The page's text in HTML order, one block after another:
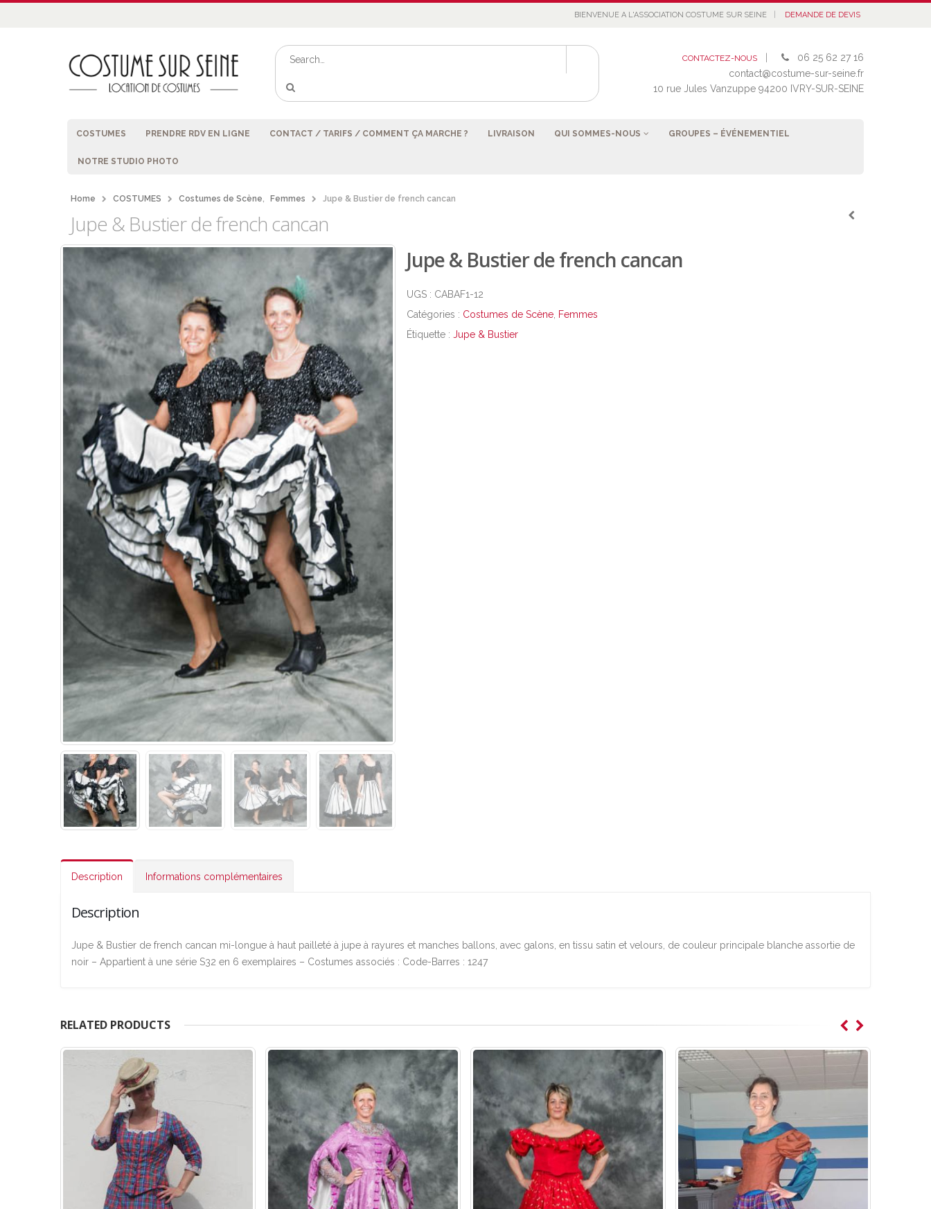
BIENVENUE A L'ASSOCIATION COSTUME SUR SEINE DEMANDE DE DEVIS
CONTACTEZ-NOUS
06 25 62 27 16
contact@costume-sur-seine.fr
10 rue Jules Vanzuppe 94200 IVRY-SUR-SEINE
COSTUMES PRENDRE RDV EN LIGNE CONTACT / TARIFS / COMMENT ÇA MARCHE ? LIVRAISON QUI SOMMES-NOUS GROUPES – ÉVÉNEMENTIEL
NOTRE STUDIO PHOTO
Home COSTUMES Costumes de Scène, Femmes Jupe & Bustier de french cancan
Jupe & Bustier de french cancan
Jupe & Bustier de french cancan
UGS : CABAF1-12
Catégories : Costumes de Scène, Femmes
Étiquette : Jupe & Bustier
Description Informations complémentaires
Description
Jupe & Bustier de french cancan mi-longue à haut pailleté à jupe à rayures et manches ballons, avec galons, en tissu satin et velours, de couleur principale blanche assortie de
noir – Appartient à une série S32 en 6 exemplaires – Costumes associés : Code-Barres : 1247
RELATED PRODUCTS